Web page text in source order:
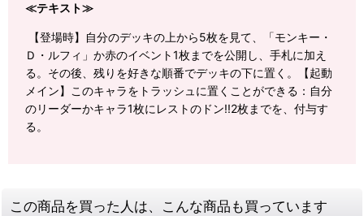
≪テキスト≫
【登場時】自分のデッキの上から5枚を見て、「モンキー・
Ｄ・ルフィ」か赤のイベント1枚までを公開し、手札に加え
る。その後、残りを好きな順番でデッキの下に置く。【起動
メイン】このキャラをトラッシュに置くことができる：自分
のリーダーかキャラ1枚にレストのドン!!2枚までを、付与す
る。
この商品を買った人は、こんな商品も買っています